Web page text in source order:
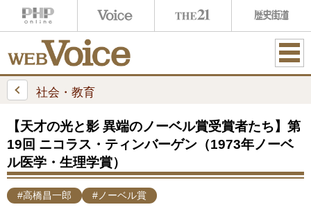
ME
社会・教育
【天才の光と影 異端のノーベル賞受賞者たち】第
19回 ニコラス・ティンバーゲン（1973年ノーベ
ル医学・生理学賞）
#高橋昌一郎 #ノーベル賞